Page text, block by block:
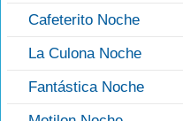
Cafeterito Noche
La Culona Noche
Fantástica Noche